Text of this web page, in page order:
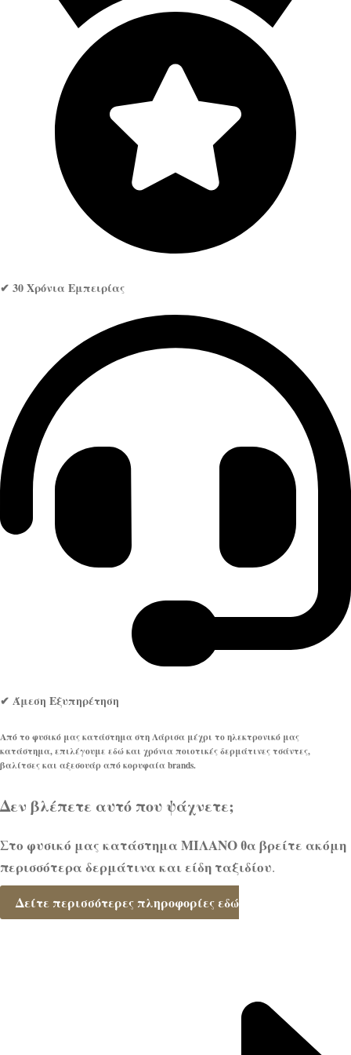
✔ 30 Χρόνια Εμπειρίας
✔ Άμεση Εξυπηρέτηση
Από το φυσικό μας κατάστημα στη Λάρισα μέχρι το ηλεκτρονικό μας
κατάστημα, επιλέγουμε εδώ και χρόνια ποιοτικές δερμάτινες τσάντες,
βαλίτσες και αξεσουάρ από κορυφαία brands.
Δεν βλέπετε αυτό που ψάχνετε;
Στο φυσικό μας κατάστημα ΜΙΛΑΝΟ θα βρείτε ακόμη
περισσότερα δερμάτινα και είδη ταξιδίου.
Δείτε περισσότερες πληροφορίες εδώ